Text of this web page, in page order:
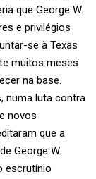
que George W.
e privilégios
se à Texas
muitos meses
na base.
numa luta contra
novos
que a
George W.
escrutínio